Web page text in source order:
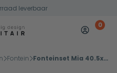
leverbaar
Mijn 0
Fontein Fonteinset Mia 40.5x20x10.5cm marmerlook wit grijs links inclusief fontein kraan, sifon en afvoerplug mat goud